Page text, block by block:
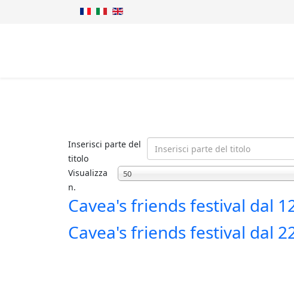
Inserisci parte del
titolo
Visualizza
n.
50
Cavea's friends festival dal
Cavea's friends festival dal